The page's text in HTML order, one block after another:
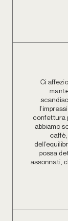
Ci
confettura
abbiamo
possa
assonnati,